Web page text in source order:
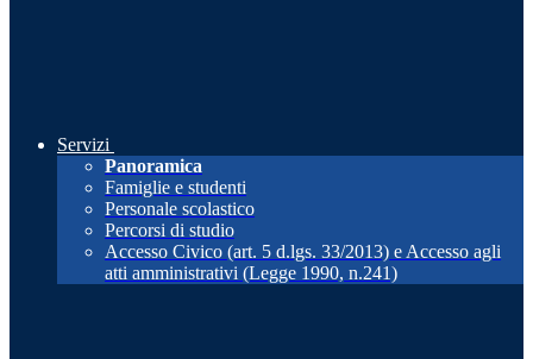
Servizi
Panoramica
Famiglie e studenti
Personale scolastico
Percorsi di studio
Accesso Civico (art. 5 d.lgs. 33/2013) e Accesso agli
atti amministrativi (Legge 1990, n.241)